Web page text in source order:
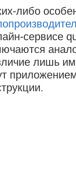
либо
сервисе
лишь